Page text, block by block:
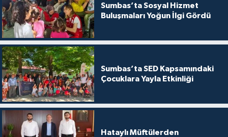
Sumbas’ta Sosyal Hizmet
Buluşmaları Yoğun İlgi Gördü
Sumbas’ta SED Kapsamındaki
Çocuklara Yayla Etkinliği
Hataylı Müftülerden